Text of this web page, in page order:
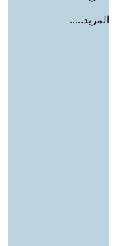
المزيد.....